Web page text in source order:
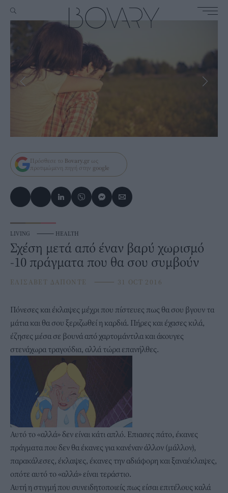
Πρόσθεσε το Bovary.gr ως
προτιμώμενη πηγή στην google
LIVING ⸻ HEALTH
Σχέση μετά από έναν βαρύ χωρισμό
-10 πράγματα που θα σου συμβούν
ΕΛΙΣΑΒΕΤ ΔΑΠΟΝΤΕ ⸻ 31 OCT 2016
Πόνεσες και έκλαψες μέχρι που πίστευες πως θα σου βγουν τα
μάτια και θα σου ξεριζωθεί η καρδιά. Πήρες και έχασες κιλά,
έζησες μέσα σε βουνά από χαρτομάντιλα και άκουγες
στενάχωρα τραγούδια, αλλά τώρα επανήλθες.
Αυτό το «αλλά» δεν είναι κάτι απλό. Επιασες πάτο, έκανες
πράγματα που δεν θα έκανες για κανέναν άλλον (μάλλον),
παρακάλεσες, έκλαψες, έκανες την αδιάφορη και ξαναέκλαψες,
οπότε αυτό το «αλλά» είναι τεράστιο.
Αυτή η στιγμή που συνειδητοποιείς πως είσαι επιτέλους καλά